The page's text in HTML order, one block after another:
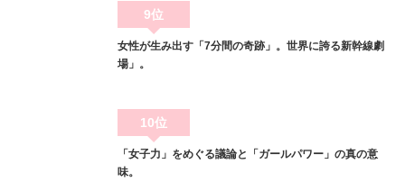
9位
女性が生み出す「7分間の奇跡」。世界に誇る新幹線劇
場」。
10位
「女子力」をめぐる議論と「ガールパワー」の真の意
味。